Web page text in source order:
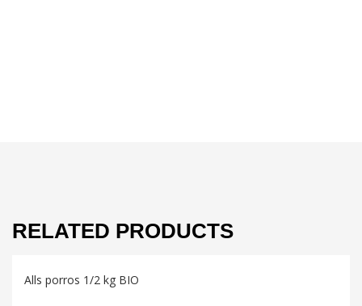
RELATED PRODUCTS
Alls porros 1/2 kg BIO